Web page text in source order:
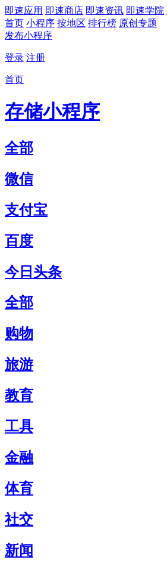
即速应用 即速商店 即速资讯 即速学院
首页 小程序 按地区 排行榜 原创专题
发布小程序
登录 注册
首页
存储小程序
全部
微信
支付宝
百度
今日头条
全部
购物
旅游
教育
工具
金融
体育
社交
新闻